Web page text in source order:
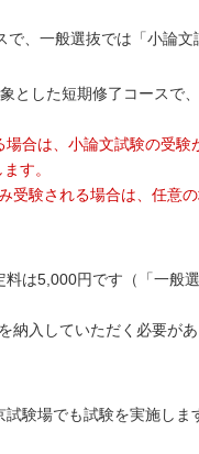
、一般選抜では「小論
とした短期修了コースで
合は、小論文試験の受験
す。
験される場合は、任意の
は5,000円です（「一般
入していただく必要があ
験場でも試験を実施しま